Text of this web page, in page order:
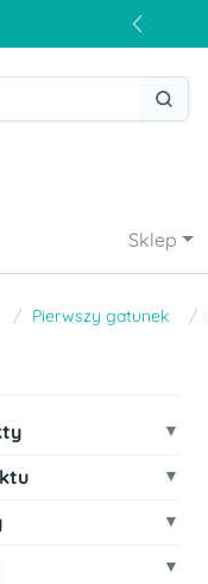
Sklep
Pierwszy gatunek